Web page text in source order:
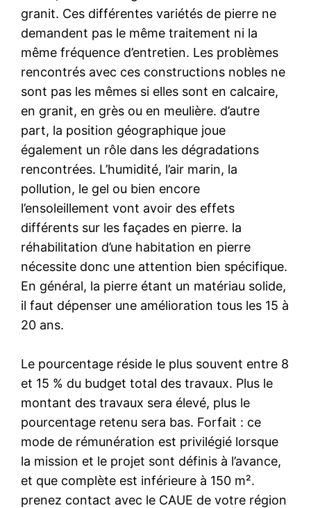
granit. Ces différentes variétés de pierre ne
demandent pas le même traitement ni la
même fréquence d’entretien. Les problèmes
rencontrés avec ces constructions nobles ne
sont pas les mêmes si elles sont en calcaire,
en granit, en grès ou en meulière. d’autre
part, la position géographique joue
également un rôle dans les dégradations
rencontrées. L’humidité, l’air marin, la
pollution, le gel ou bien encore
l’ensoleillement vont avoir des effets
différents sur les façades en pierre. la
réhabilitation d’une habitation en pierre
nécessite donc une attention bien spécifique.
En général, la pierre étant un matériau solide,
il faut dépenser une amélioration tous les 15 à
20 ans.
Le pourcentage réside le plus souvent entre 8
et 15 % du budget total des travaux. Plus le
montant des travaux sera élevé, plus le
pourcentage retenu sera bas. Forfait : ce
mode de rémunération est privilégié lorsque
la mission et le projet sont définis à l’avance,
et que complète est inférieure à 150 m².
prenez contact avec le CAUE de votre région